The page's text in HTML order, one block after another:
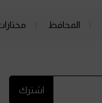
المحافظ
اشترك